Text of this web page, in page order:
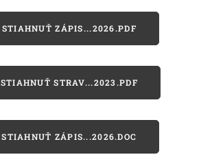
STIAHNUŤ ZÁPIS...2026.PDF
STIAHNUŤ STRAV...2023.PDF
STIAHNUŤ ZÁPIS...2026.DOC